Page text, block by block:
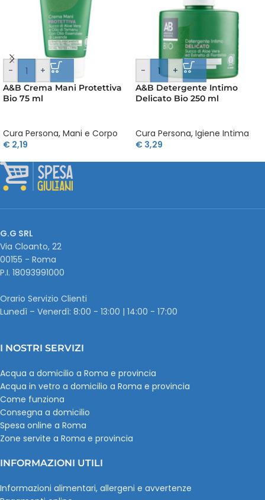
- +
A&B Crema Mani Protettiva
Bio 75 ml
Cura Persona, Mani e Corpo
€ 2,19
- +
A&B Detergente Intimo
Delicato Bio 250 ml
Cura Persona, Igiene Intima
€ 3,29
G.G SRL
Via Cloanto, 22
00155 - Roma
P.I. ‭18093991000
Orario Servizio Clienti
Lunedì – Venerdì: 8:00 - 13:00 | 14:00 - 17:00
I NOSTRI SERVIZI
Acqua a domicilio a Roma e provincia
Acqua in vetro a domicilio a Roma e provincia
Come funziona
Consegna a domicilio
Spesa online a Roma
Zone servite a Roma e provincia
INFORMAZIONI UTILI
Informazioni alimentari, allergeni e avvertenze